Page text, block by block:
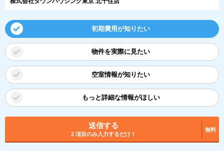
初期費用が知りたい
物件を実際に見たい
空室情報が知りたい
もっと詳細な情報がほしい
送信する
2 項目のみ入力するだけ！
無料